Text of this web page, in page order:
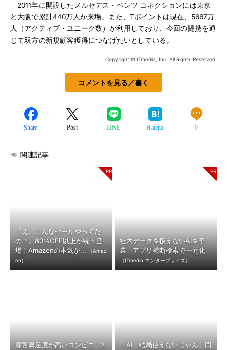
2011年に開設したメルセデス・ベンツ コネクションには東京
と大阪で累計440万人が来場。また、Tポイントは現在、5667万
人（アクティブ・ユニーク数）が利用しており、今回の提携を通
じて双方の新規顧客獲得につなげたいとしている。
Copyright © ITmedia, Inc. All Rights Reserved.
コメントを見る／書く
Share Post LINE Hatena 0
関連記事
「え、こんなセールやってた
の？」80％OFF以上が続々登
場！Amazonの本気が...
（Amaz
on）
社内データを扱えないAIを卒
業 アプリ横断検索で一元化
（ITmedia エンタープライズ）
顧客満足度が高いコンビニ 2
「AI、結局使えないじゃん」問